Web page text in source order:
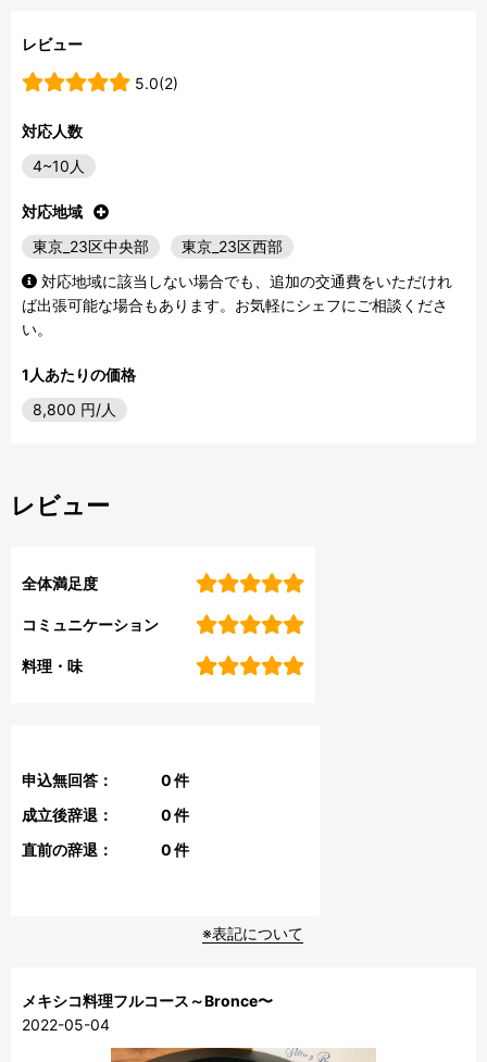
レビュー
5.0(2)
対応人数
4~10人
対応地域
東京_23区中央部
東京_23区西部
対応地域に該当しない場合でも、追加の交通費をいただけれ
ば出張可能な場合もあります。お気軽にシェフにご相談くださ
い。
1人あたりの価格
8,800 円/人
レビュー
全体満足度
コミュニケーション
料理・味
申込無回答： 0件
成立後辞退：
0件
直前の辞退：
0件
※表記について
メキシコ料理フルコース～Bronce〜
2022-05-04